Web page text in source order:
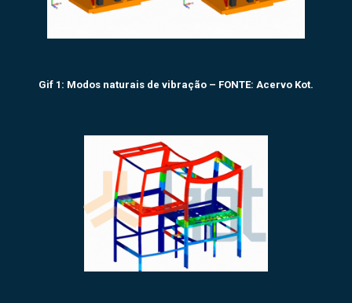
Gif 1: Modos naturais de vibração – FONTE: Acervo Kot.